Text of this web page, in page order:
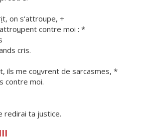
it, on s'attroupe, +
upent contre moi : *
cris.
ils me couvrent de sarcasmes, *
contre moi.
redirai ta justice.